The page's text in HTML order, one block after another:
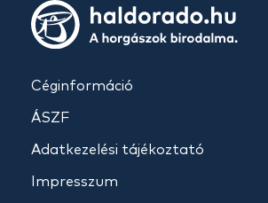
Céginformáció
ÁSZF
Adatkezelési tájékoztató
Impresszum